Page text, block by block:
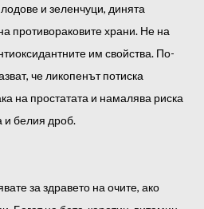
и зеленчуци, динята
противораковите храни. Не на
им свойства. По-
че ликопенът потиска
на простатата и намалява риска
и белия дроб.
за здравето на очите, ако